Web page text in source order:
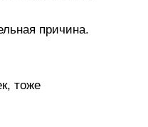
причина.
тоже